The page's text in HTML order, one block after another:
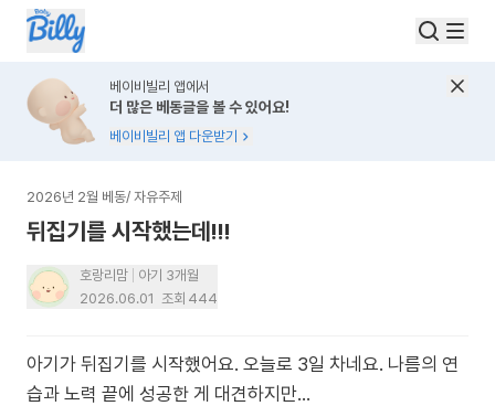
베이비빌리 앱에서
더 많은 베동글을 볼 수 있어요!
베이비빌리 앱 다운받기
2026년 2월 베동/ 자유주제
뒤집기를 시작했는데!!!
호랑리맘
아기 3개월
2026.06.01 조회 444
아기가 뒤집기를 시작했어요. 오늘로 3일 차네요. 나름의 연
습과 노력 끝에 성공한 게 대견하지만...